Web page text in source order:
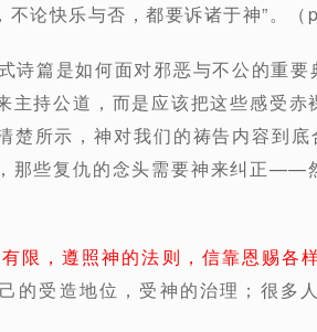
论快乐与否，都要诉诸于神”。（
诗篇是如何面对邪恶与不公的重
主持公道，而是应该把这些感受
楚所示，神对我们的祷告内容到
那些复仇的念头需要神来纠正——
限，遵照神的法则，信靠恩赐各
的受造地位，受神的治理；很多